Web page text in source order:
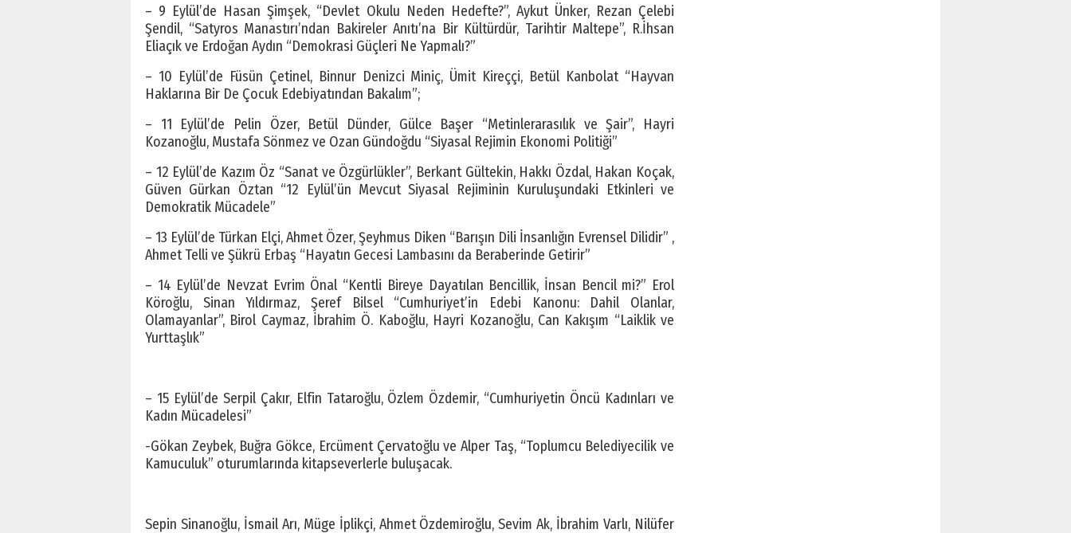
– 9 Eylül’de Hasan Şimşek, “Devlet Okulu Neden Hedefte?”, Aykut Ünker, Rezan Çelebi
Şendil, “Satyros Manastırı’ndan Bakireler Anıtı’na Bir Kültürdür, Tarihtir Maltepe”, R.İhsan
Eliaçık ve Erdoğan Aydın “Demokrasi Güçleri Ne Yapmalı?”
– 10 Eylül’de Füsün Çetinel, Binnur Denizci Miniç, Ümit Kireççi, Betül Kanbolat “Hayvan
Haklarına Bir De Çocuk Edebiyatından Bakalım”;
– 11 Eylül’de Pelin Özer, Betül Dünder, Gülce Başer “Metinlerarasılık ve Şair”, Hayri
Kozanoğlu, Mustafa Sönmez ve Ozan Gündoğdu “Siyasal Rejimin Ekonomi Politiği”
– 12 Eylül’de Kazım Öz “Sanat ve Özgürlükler”, Berkant Gültekin, Hakkı Özdal, Hakan Koçak,
Güven Gürkan Öztan “12 Eylül’ün Mevcut Siyasal Rejiminin Kuruluşundaki Etkinleri ve
Demokratik Mücadele”
– 13 Eylül’de Türkan Elçi, Ahmet Özer, Şeyhmus Diken “Barışın Dili İnsanlığın Evrensel Dilidir” ,
Ahmet Telli ve Şükrü Erbaş “Hayatın Gecesi Lambasını da Beraberinde Getirir”
– 14 Eylül’de Nevzat Evrim Önal “Kentli Bireye Dayatılan Bencillik, İnsan Bencil mi?” Erol
Köroğlu, Sinan Yıldırmaz, Şeref Bilsel “Cumhuriyet’in Edebi Kanonu: Dahil Olanlar,
Olamayanlar”, Birol Caymaz, İbrahim Ö. Kaboğlu, Hayri Kozanoğlu, Can Kakışım “Laiklik ve
Yurttaşlık”
– 15 Eylül’de Serpil Çakır, Elfin Tataroğlu, Özlem Özdemir, “Cumhuriyetin Öncü Kadınları ve
Kadın Mücadelesi”
-Gökan Zeybek, Buğra Gökce, Ercüment Çervatoğlu ve Alper Taş, “Toplumcu Belediyecilik ve
Kamuculuk” oturumlarında kitapseverlerle buluşacak.
Sepin Sinanoğlu, İsmail Arı, Müge İplikçi, Ahmet Özdemiroğlu, Sevim Ak, İbrahim Varlı, Nilüfer